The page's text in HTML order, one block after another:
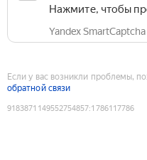
Нажмите, чтобы
Yandex SmartCaptcha
Если у вас возникли проблемы,
обратной связи
9183871149552754857:1786117786